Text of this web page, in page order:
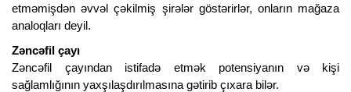
etməmişdən əvvəl çəkilmiş şirələr göstərirlər, onların mağaza
analoqları deyil.
Zəncəfil çayı
Zəncəfil çayından istifadə etmək potensiyanın və kişi
sağlamlığının yaxşılaşdırılmasına gətirib çıxara bilər.